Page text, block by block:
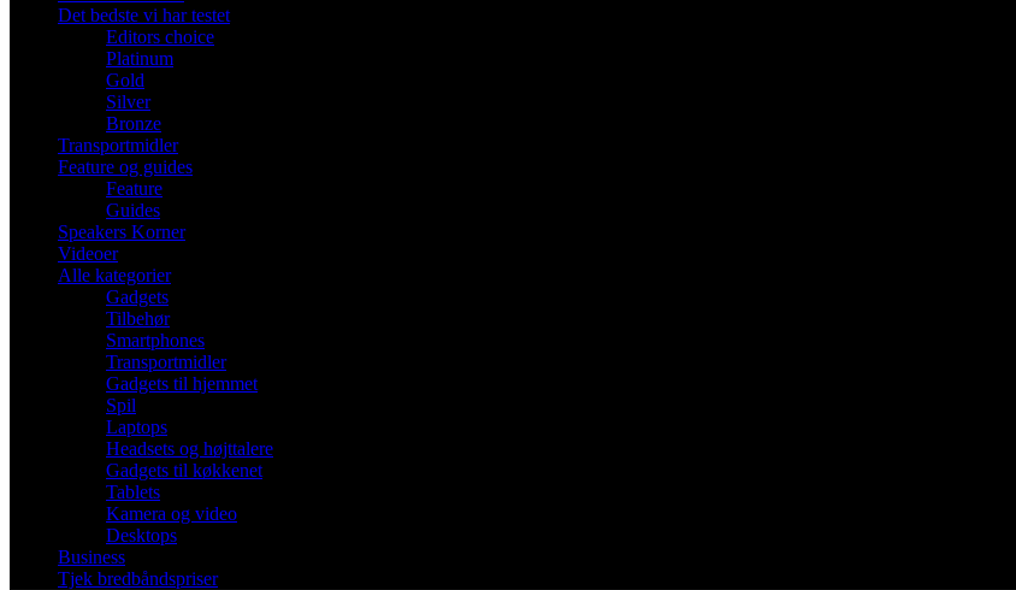
Det bedste vi har testet
Editors choice
Platinum
Gold
Silver
Bronze
Transportmidler
Feature og guides
Feature
Guides
Speakers Korner
Videoer
Alle kategorier
Gadgets
Tilbehør
Smartphones
Transportmidler
Gadgets til hjemmet
Spil
Laptops
Headsets og højttalere
Gadgets til køkkenet
Tablets
Kamera og video
Desktops
Business
Tjek bredbåndspriser